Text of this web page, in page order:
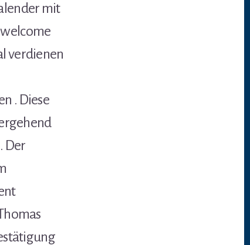
mit
verdienen
. Diese
Der